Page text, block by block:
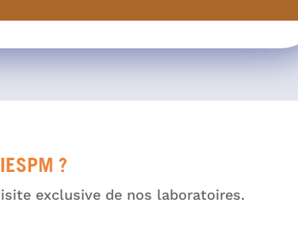
?
exclusive de nos laboratoires.